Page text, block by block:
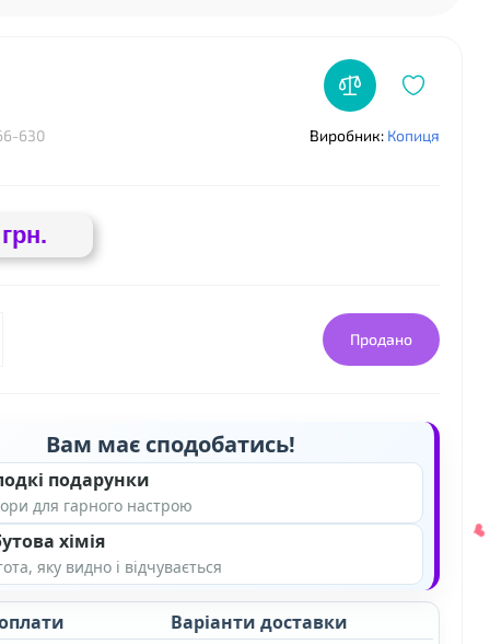
630 Виробник: Копиця
Продано
Вам має сподобатись!
подарунки
для гарного настрою
хімія
яку видно і відчувається
Варіанти доставки